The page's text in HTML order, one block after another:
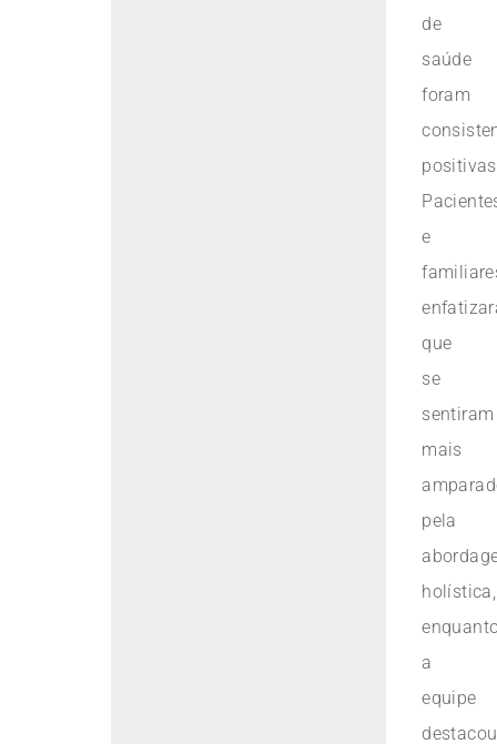
de
saúde
foram
e
que
se
sentiram
mais
pela
holística,
a
equipe
destacou